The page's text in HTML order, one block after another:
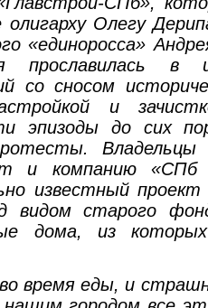
Олегу
«единоросса»
прославилась в
со сносом
и
эпизоды до сих
Владельцы
и компанию «СПб
известный проект
видом старого
дома, из
время еды, и